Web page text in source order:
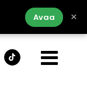
Avaa ×